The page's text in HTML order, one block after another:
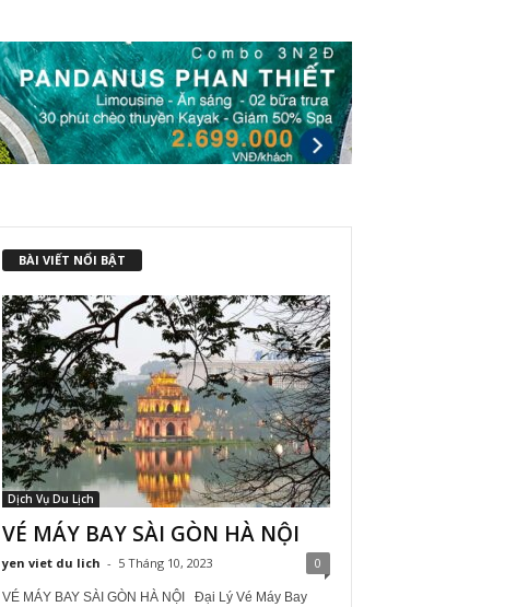
BÀI VIẾT NỔI BẬT
Dịch Vụ Du Lịch
VÉ MÁY BAY SÀI GÒN HÀ NỘI
yen viet du lich - 5 Tháng 10, 2023 0
VÉ MÁY BAY SÀI GÒN HÀ NỘI Đại Lý Vé Máy Bay